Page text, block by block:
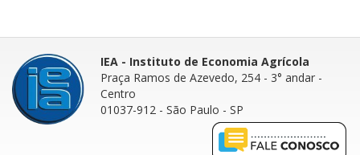
IEA - Instituto de Economia Agrícola
Praça Ramos de Azevedo, 254 - 3° andar -
Centro
01037-912 - São Paulo - SP